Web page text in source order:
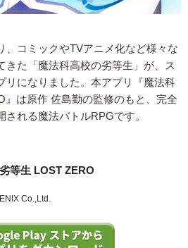
、コミックやTVアニメ化など様々な
きた「魔法科高校の劣等生」が、ス
リになりました。本アプリ『魔法科
』は原作 佐島勤の監修のもと、完全
れる魔法バトルRPGです。
等生 LOST ZERO
Co.,Ltd.